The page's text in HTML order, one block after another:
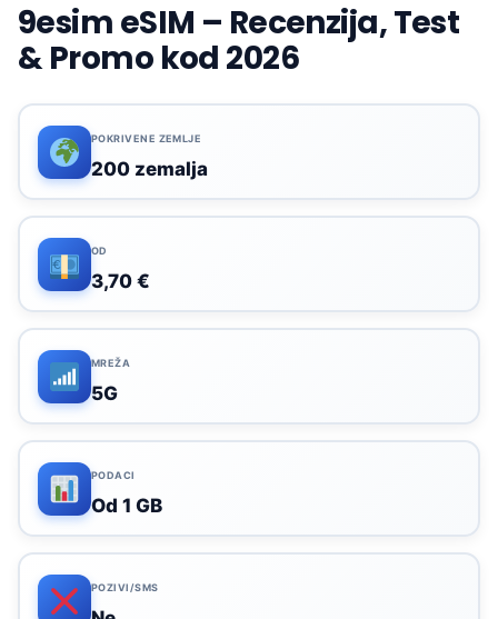
9esim eSIM – Recenzija, Test
& Promo kod 2026
POKRIVENE ZEMLJE
200 zemalja
OD
3,70 €
MREŽA
5G
PODACI
Od 1 GB
POZIVI/SMS